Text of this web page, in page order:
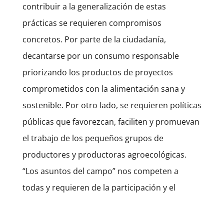
contribuir a la generalización de estas
prácticas se requieren compromisos
concretos. Por parte de la ciudadanía,
decantarse por un consumo responsable
priorizando los productos de proyectos
comprometidos con la alimentación sana y
sostenible. Por otro lado, se requieren políticas
públicas que favorezcan, faciliten y promuevan
el trabajo de los pequeños grupos de
productores y productoras agroecológicas.
“Los asuntos del campo” nos competen a
todas y requieren de la participación y el